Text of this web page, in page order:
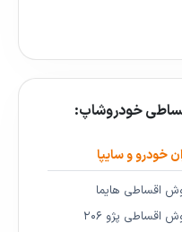
خودروشاپ:
خودرو و سایپا
اقساطی هایما
اقساطی پژو ۲۰۶